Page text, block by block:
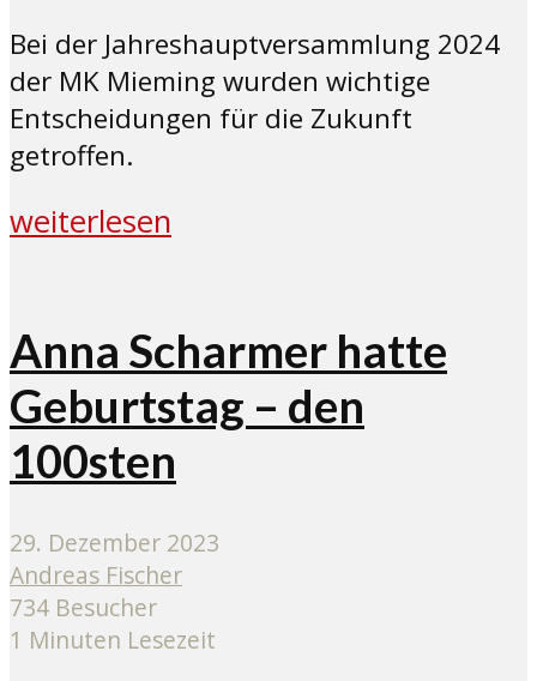
Bei der Jahreshauptversammlung 2024
der MK Mieming wurden wichtige
Entscheidungen für die Zukunft
getroffen.
weiterlesen
Anna Scharmer hatte
Geburtstag – den
100sten
29. Dezember 2023
Andreas Fischer
734 Besucher
1 Minuten Lesezeit